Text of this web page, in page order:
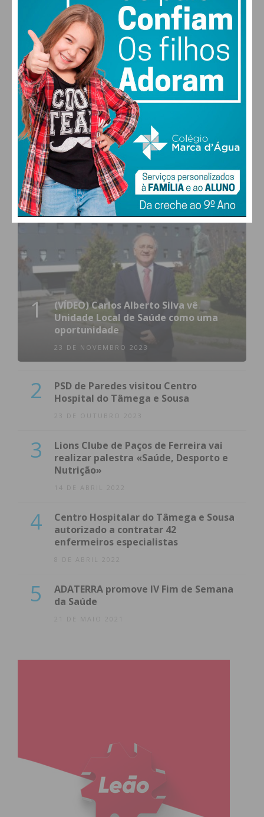
27,0k
Fans
0
Followers
1,2k
0
Followers
577
Readers
MAIS POPULARES
1
(VÍDEO) Carlos Alberto Silva vê
Unidade Local de Saúde como uma
oportunidade
23 DE NOVEMBRO 2023
2
PSD de Paredes visitou Centro
Hospital do Tâmega e Sousa
23 DE OUTUBRO 2023
3
Lions Clube de Paços de Ferreira vai
realizar palestra «Saúde, Desporto e
Nutrição»
14 DE ABRIL 2022
4
Centro Hospitalar do Tâmega e Sousa
autorizado a contratar 42
enfermeiros especialistas
8 DE ABRIL 2022
5
ADATERRA promove IV Fim de Semana
da Saúde
21 DE MAIO 2021